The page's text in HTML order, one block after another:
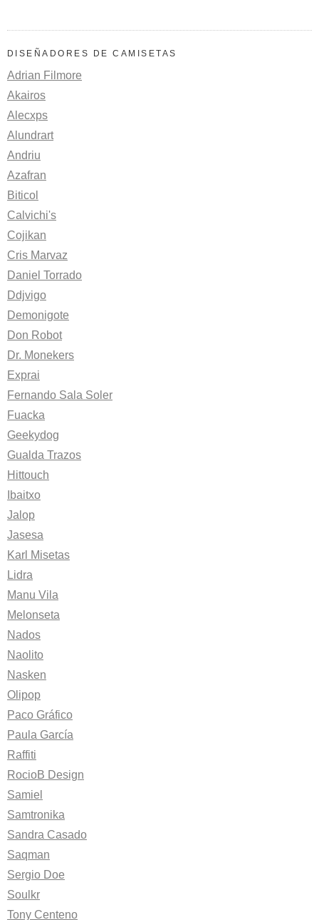
DISEÑADORES DE CAMISETAS
Adrian Filmore
Akairos
Alecxps
Alundrart
Andriu
Azafran
Biticol
Calvichi's
Cojikan
Cris Marvaz
Daniel Torrado
Ddjvigo
Demonigote
Don Robot
Dr. Monekers
Exprai
Fernando Sala Soler
Fuacka
Geekydog
Gualda Trazos
Hittouch
Ibaitxo
Jalop
Jasesa
Karl Misetas
Lidra
Manu Vila
Melonseta
Nados
Naolito
Nasken
Olipop
Paco Gráfico
Paula García
Raffiti
RocioB Design
Samiel
Samtronika
Sandra Casado
Saqman
Sergio Doe
Soulkr
Tony Centeno